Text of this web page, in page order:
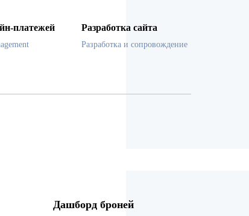
платежей Разработка сайта
Разработка и сопровождение
Дашборд броней